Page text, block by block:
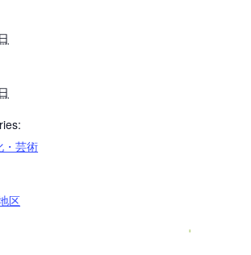
・芸術
区